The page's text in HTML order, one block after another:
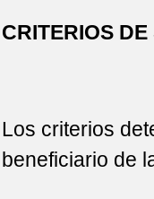
CRITERIOS
Los criterios
beneficiario de